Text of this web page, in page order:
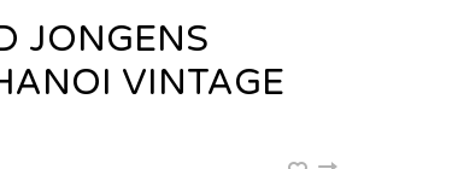
JONGENS
VINTAGE